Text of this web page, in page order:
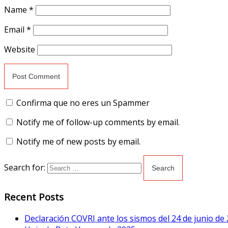
Name *
Email *
Website
Confirma que no eres un Spammer
Notify me of follow-up comments by email.
Notify me of new posts by email.
Search for:
Recent Posts
Declaración COVRI ante los sismos del 24 de junio de